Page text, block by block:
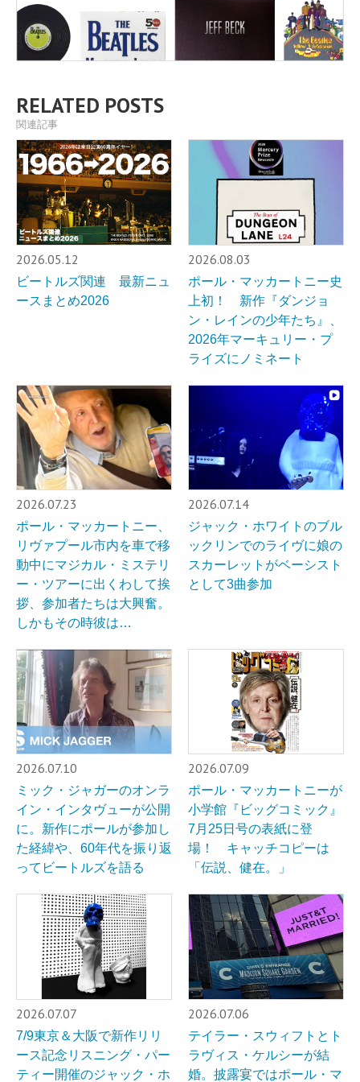
RELATED POSTS
関連記事
2026.05.12
ビートルズ関連 最新ニュ
ースまとめ2026
2026.08.03
ポール・マッカートニー史
上初！ 新作『ダンジョ
ン・レインの少年たち』、
2026年マーキュリー・プ
ライズにノミネート
2026.07.23
ポール・マッカートニー、
リヴァプール市内を車で移
動中にマジカル・ミステリ
ー・ツアーに出くわして挨
拶、参加者たちは大興奮。
しかもその時彼は…
2026.07.14
ジャック・ホワイトのブル
ックリンでのライヴに娘の
スカーレットがベーシスト
として3曲参加
2026.07.10
ミック・ジャガーのオンラ
イン・インタヴューが公開
に。新作にポールが参加し
た経緯や、60年代を振り返
ってビートルズを語る
2026.07.09
ポール・マッカートニーが
小学館『ビッグコミック』
7月25日号の表紙に登
場！ キャッチコピーは
「伝説、健在。」
2026.07.07
7/9東京＆大阪で新作リリ
ース記念リスニング・パー
ティー開催のジャック・ホ
2026.07.06
テイラー・スウィフトとト
ラヴィス・ケルシーが結
婚。披露宴ではポール・マ